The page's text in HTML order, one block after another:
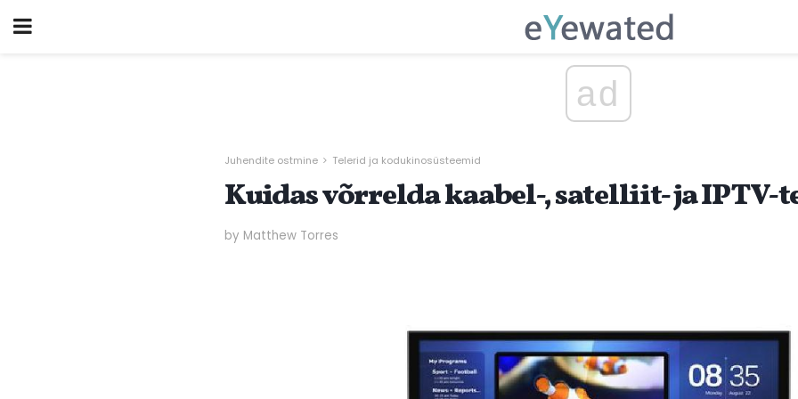
ad
Juhendite ostmine Telerid ja kodukinosüsteemid
Kuidas võrrelda kaabel-, satelliit- ja IPTV-
by Matthew Torres